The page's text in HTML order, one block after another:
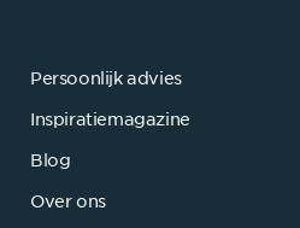
Persoonlijk advies
Inspiratiemagazine
Blog
Over ons